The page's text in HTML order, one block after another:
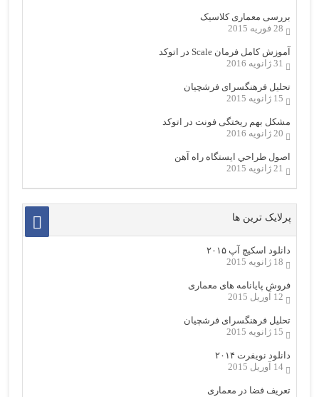
بررسی معماری کلاسیک
28 فوریه 2015
آموزش کامل فرمان Scale در اتوکد
31 ژانویه 2016
تحلیل فرهنگسرای فرشچیان
15 ژانویه 2015
مشکل بهم ریختگی فونت در اتوکد
20 ژانویه 2016
اصول طراحي ایستگاه راه آهن
21 ژانویه 2015
پرلایک ترین ها
دانلود اسکیچ آپ ۲۰۱۵
18 ژانویه 2015
فروش پایانامه های معماری
12 آوریل 2015
تحلیل فرهنگسرای فرشچیان
15 ژانویه 2015
دانلود نویفرت ۲۰۱۴
14 آوریل 2015
تعریف فضا در معماری